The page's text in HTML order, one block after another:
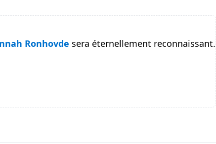
Ronhovde sera éternellement reconnaissant.